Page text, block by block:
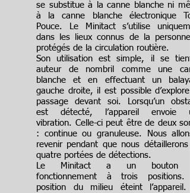
se substitue à la canne blanche ni
à la canne blanche électronique
Pouce. Le Minitact s’utilise
dans les lieux connus de la personne
protégés de la circulation routière.
Son utilisation est simple, il se
auteur de nombril comme une
blanche et en effectuant un
gauche droite, il est possible
passage devant soi. Lorsqu’un
est détecté, l’appareil envoie
vibration. Celle-ci peut être de deux
: continue ou granuleuse. Nous
revenir pendant que nous détaillerons
quatre portées de détections.
Le Minitact a un bouton
fonctionnement à trois positions.
position du milieu éteint l’appareil.